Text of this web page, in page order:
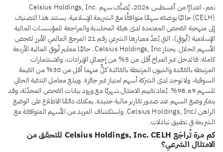
نعم، اعتبارًا من أغسطس 2026، يُصنَّف سهم Celsius Holdings, Inc.
(CELH) حاليًا بوصفه سهمًا متوافقًا مع الشريعة الإسلامية. يستند هذا التصنيف
إلى منهجية الفحص المعتمدة لدى هيئة المحاسبة والمراجعة للمؤسسات المالية
الإسلامية (أيوفي)، التي يُعدّ معيارها الشرعي رقم 21 المرجع العالمي الأبرز لفحص
الأسهم الحلال. يجتاز Celsius Holdings, Inc. حاليًا معايير أيوفي المالية الأربعة
كاملة: فالدخل غير المباح أقل من 5% من إجمالي الإيرادات، والاستثمارات
المرتبطة بالفائدة والديون المرتبطة بالفائدة كلٌّ منهما أقل من 30% من القيمة
السوقية، ولا توجد لدى الشركة أسهم امتياز غير جائزة. ويبلغ معامل التنقية الحالي
للسهم 98.69%. يُعاد تقييم الامتثال شهريًا مع ورود بيانات الفحص المحدّثة، وقد
يتغيّر وضع السهم عند صدور تقارير مالية جديدة. يمكنك دائمًا الاطلاع على الوضع
الراهن لـCelsius Holdings, Inc. واستكشاف المزيد من الأسهم المتوافقة مع
الشريعة في تطبيق تبادلات.
كم مرة تُراجَع Celsius Holdings, Inc. CELH للتحقق من
الامتثال الشرعي؟